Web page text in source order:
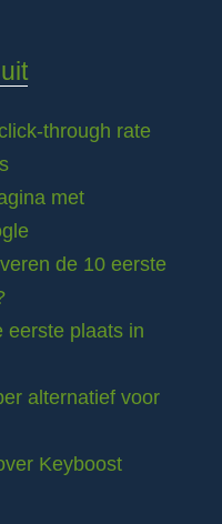
through rate
met
de 10 eerste
eerste plaats in
alternatief voor
Keyboost